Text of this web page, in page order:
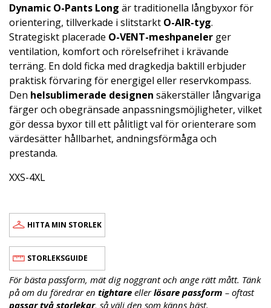
Dynamic O-Pants Long är traditionella långbyxor för
orientering, tillverkade i slitstarkt O-AIR-tyg.
Strategiskt placerade O-VENT-meshpaneler ger
ventilation, komfort och rörelsefrihet i krävande
terräng. En dold ficka med dragkedja baktill erbjuder
praktisk förvaring för energigel eller reservkompass.
Den helsublimerade designen säkerställer långvariga
färger och obegränsade anpassningsmöjligheter, vilket
gör dessa byxor till ett pålitligt val för orienterare som
värdesätter hållbarhet, andningsförmåga och
prestanda.
XXS-4XL
HITTA MIN STORLEK
STORLEKSGUIDE
För bästa passform, mät dig noggrant och ange rätt mått. Tänk
på om du föredrar en tightare ellerlösare passform – oftast
passar två storlekar, så välj den som känns bäst.